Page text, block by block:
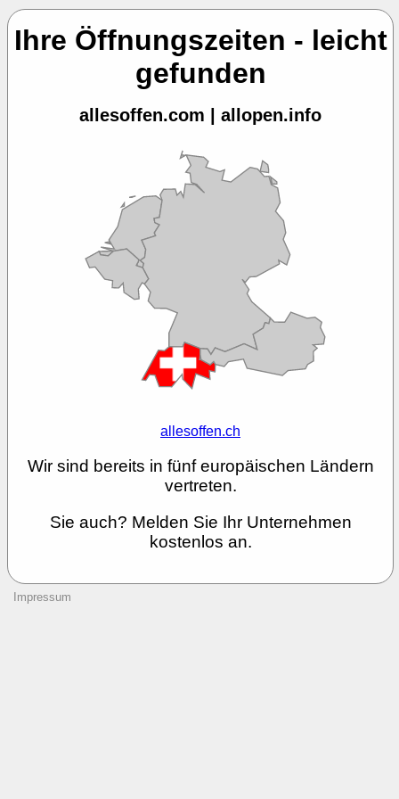
Ihre Öffnungszeiten - leicht
gefunden
allesoffen.com | allopen.info
allesoffen.ch
Wir sind bereits in fünf europäischen Ländern
vertreten.
Sie auch? Melden Sie Ihr Unternehmen
kostenlos an.
Impressum